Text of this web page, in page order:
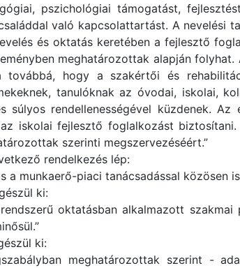
pszichológiai támogatást,
való kapcsolattartást. A nevelési
és oktatás keretében a fejlesztő
meghatározottak alapján
továbbá, hogy a szakértői és
tanulóknak az óvodai, iskolai,
súlyos rendellenességével küzdenek.
iskolai fejlesztő foglalkozást
szerinti megszervezéséért.”
rendelkezés lép:
a munkaerő-piaci tanácsadással közösen
ki:
oktatásban alkalmazott
ki:
meghatározottak szerint -